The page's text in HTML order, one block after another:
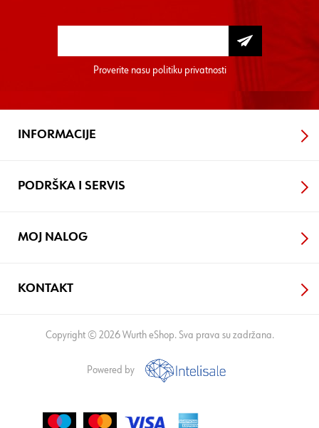
Proverite nasu politiku privatnosti
INFORMACIJE
PODRŠKA I SERVIS
MOJ NALOG
KONTAKT
Copyright © 2026 Wurth eShop. Sva prava su zadržana.
Powered by